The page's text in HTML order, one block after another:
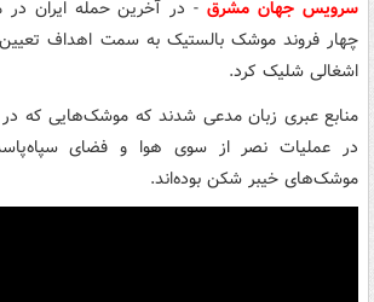
سرویس‌ جهان مشرق - در آخرین حمله ایران
چهار فروند موشک بالستیک به سمت اهداف
اشغالی شلیک کرد.
منابع عبری زبان مدعی شدند که موشک‌هایی که در
در عملیات نصر از سوی هوا و فضای
موشک‌های خیبر شکن بوده‌اند.